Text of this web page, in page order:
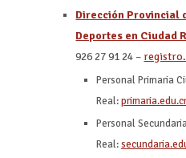
Dirección Provincial
Deportes en Ciudad
926 27 91 24 –
Personal Primaria
Real:
Personal
Real: